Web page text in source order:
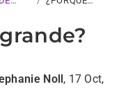
Noll, 17 Oct,